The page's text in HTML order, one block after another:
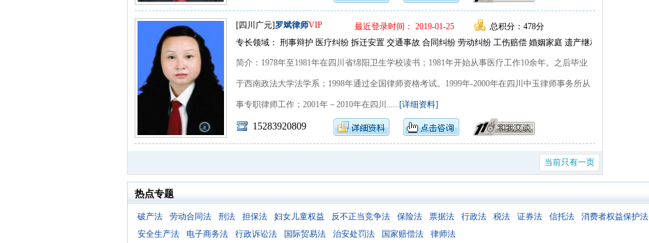
[四川广元]罗斌律师VIP 最近登录时间： 2019-01-25
总积分：478分
专长领域： 刑事辩护 医疗纠纷 拆迁安置 交通事故 合同纠纷 劳动纠纷 工伤赔偿 婚姻家庭 遗产继承 债务追讨
简介：1978年至1981年在四川省绵阳卫生学校读书；1981年开始从事医疗工作10余年。之后毕业
于西南政法大学法学系；1998年通过全国律师资格考试。1999年-2000年在四川中玉律师事务所从
事专职律师工作；2001年－2010年在四川......[详细资料]
15283920809
当前只有一页
热点专题
破产法 劳动合同法 刑法 担保法 妇女儿童权益 反不正当竞争法 保险法 票据法 行政法 税法 证券法 信托法 消费者权益保护法
安全生产法
电子商务法 行政诉讼法 国际贸易法 治安处罚法 国家赔偿法 律师法